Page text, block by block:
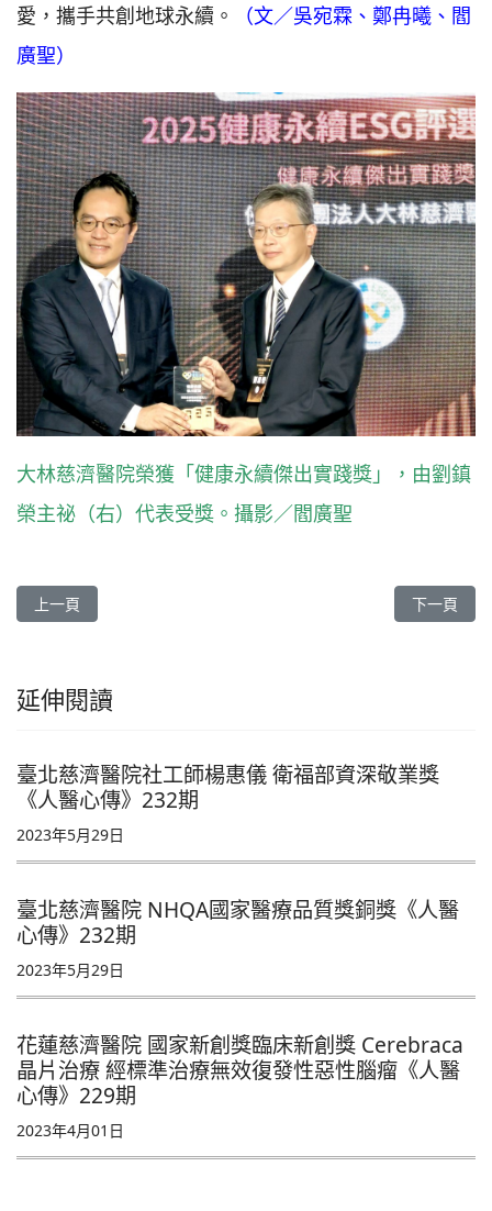
愛，攜手共創地球永續。
（文／吳宛霖、鄭冉曦、閻
廣聖）
大林慈濟醫院榮獲「健康永續傑出實踐獎」，由劉鎮
榮主祕（右）代表受獎。攝影／閻廣聖
上一篇文章: 慈濟醫療法人榮獲衛福部最高榮譽 醫療財團法人社研
上一頁 下一篇文
下一頁
延伸閱讀
臺北慈濟醫院社工師楊惠儀 衛福部資深敬業獎
《人醫心傳》232期
2023年5月29日
臺北慈濟醫院 NHQA國家醫療品質獎銅獎《人醫
心傳》232期
2023年5月29日
花蓮慈濟醫院 國家新創獎臨床新創獎 Cerebraca
晶片治療 經標準治療無效復發性惡性腦瘤《人醫
心傳》229期
2023年4月01日